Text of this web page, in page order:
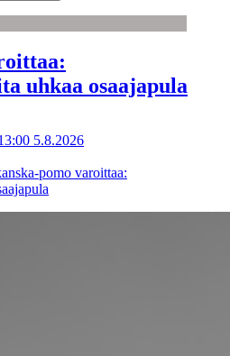
uhkaa osaajapula
5.8.2026
pomo varoittaa: